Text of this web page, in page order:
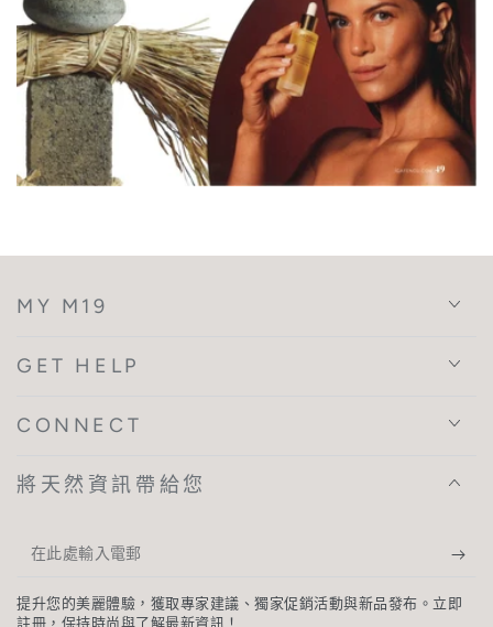
MY M19
GET HELP
CONNECT
將天然資訊帶給您
在
處
提升您的美麗體驗，獲取專家建議、獨家促銷活動與新品發布。立即
註冊，保持時尚與了解最新資訊！